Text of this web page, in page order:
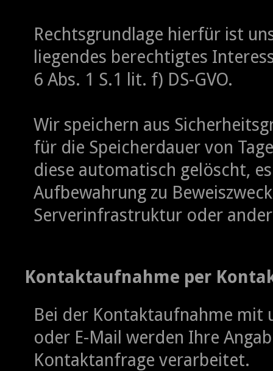
Rechtsgrundlage hierfür ist
liegendes berechtigtes
6 Abs. 1 S.1 lit. f) DS-GVO.
Wir speichern aus
für die Speicherdauer von
diese automatisch gelöscht,
Aufbewahrung zu
Serverinfrastruktur oder
Kontaktaufnahme per
Bei der Kontaktaufnahme mit
oder E-Mail werden Ihre
Kontaktanfrage verarbeitet.